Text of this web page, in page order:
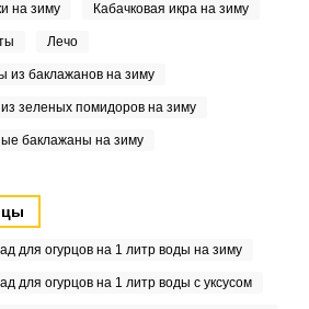
на зиму Кабачковая икра на зиму
Лечо
из баклажанов на зиму
зеленых помидоров на зиму
баклажаны на зиму
для огурцов на 1 литр воды на зиму
для огурцов на 1 литр воды с уксусом